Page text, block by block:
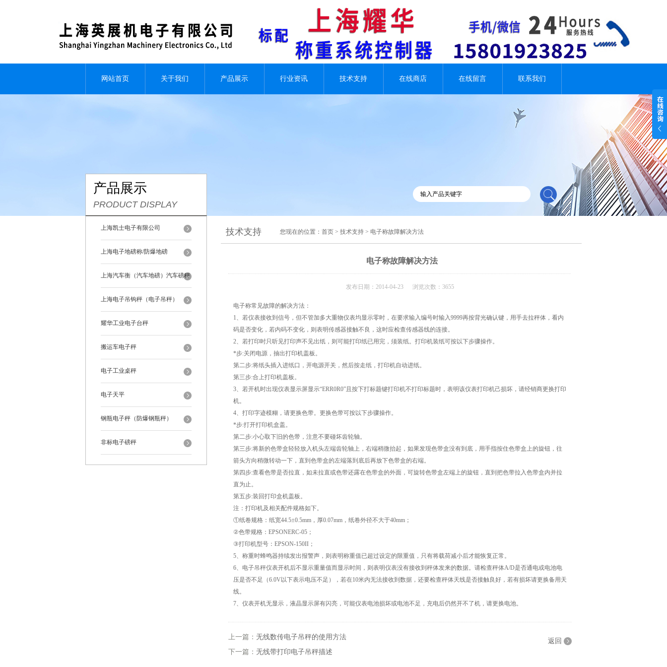
网站首页 关于我们 产品展示 行业资讯 技术支持 在线商店 在线留言 联系我们
产品展示
PRODUCT DISPLAY
上海凯士电子有限公司
上海电子地磅称/防爆地磅
上海汽车衡（汽车地磅）汽车磅秤
上海电子吊钩秤（电子吊秤）
耀华工业电子台秤
搬运车电子秤
电子工业桌秤
电子天平
钢瓶电子秤（防爆钢瓶秤）
非标电子磅秤
技术支持 您现在的位置： 首页 > 技术支持 > 电子称故障解决方法
电子称故障解决方法
发布日期：2014-04-23 浏览次数：3655
电子称常见故障的解决方法：
1、若仪表接收到信号，但不管加多大重物仪表均显示零时，在要求输入编号时输入9999再按背光确认键，用手去拉秤体，看内
码是否变化，若内码不变化，则表明传感器接触不良，这时应检查传感器线的连接。
2、若打印时只听见打印声不见出纸，则可能打印纸已用完，须装纸。打印机装纸可按以下步骤操作。
*步:关闭电源，抽出打印机盖板。
第二步:将纸头插入进纸口，开电源开关，然后按走纸，打印机自动进纸。
第三步:合上打印机盖板。
3、若开机时出现仪表显示屏显示“ERR0R0”且按下打标题键打印机不打印标题时，表明该仪表打印机己损坏，请经销商更换打印
机。
4、打印字迹模糊，请更换色带。更换色带可按以下步骤操作。
*步:打开打印机盒盖。
第二步:小心取下旧的色带，注意不要碰坏齿轮轴。
第三步:将新的色带盒轻轻放入机头左端齿轮轴上，右端稍微抬起，如果发现色带盒没有到底，用手指按住色带盒上的旋钮，往
箭头方向稍微转动一下，直到色带盒的左端落到底后再放下色带盒的右端。
第四步:查看色带是否拉直，如未拉直或色带还露在色带盒的外面，可旋转色带盒左端上的旋钮，直到把色带拉入色带盒内并拉
直为止。
第五步:装回打印盒机盖板。
注：打印机及相关配件规格如下。
①纸卷规格：纸宽44.5±0.5mm，厚0.07mm，纸卷外径不大于40mm；
②色带规格：EPSONERC-05；
③打印机型号：EPSON-150II；
5、称重时蜂鸣器持续发出报警声，则表明称重值已超过设定的限重值，只有将载荷减小后才能恢复正常。
6、电子吊秤仪表开机后不显示重量值而显示时间，则表明仪表没有接收到秤体发来的数据。请检查秤体A/D是否通电或电池电
压是否不足（6.0V以下表示电压不足），若在10米内无法接收到数据，还要检查秤体天线是否接触良好，若有损坏请更换备用天
线。
7、仪表开机无显示，液晶显示屏有闪亮，可能仪表电池损坏或电池不足，充电后仍然开不了机，请更换电池。
上一篇： 无线数传电子吊秤的使用方法
下一篇： 无线带打印电子吊秤描述
返回